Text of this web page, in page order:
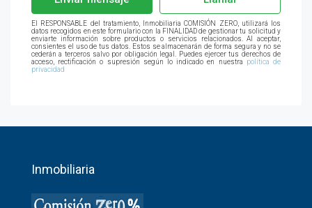
El RESPONSABLE del tratamiento, Inmobiliaria COMISIÓN ZERO, utilizará los
datos recogidos en este formulario con la FINALIDAD de gestionar tu solicitud y
enviarte información sobre productos o servicios relacionados. Al aceptar,
consientes el uso de tus datos. Estos se almacenarán de forma segura y no se
cederán a terceros salvo por obligación legal. Puedes ejercer tus derechos de
acceso, rectificación o supresión según lo indicado en nuestra
política de
privacidad
Inmobiliaria